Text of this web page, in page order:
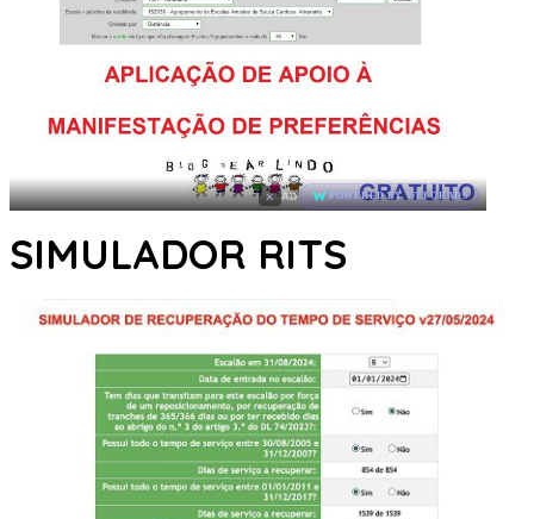
× AD POWERED BY WEFORADS
SIMULADOR RITS